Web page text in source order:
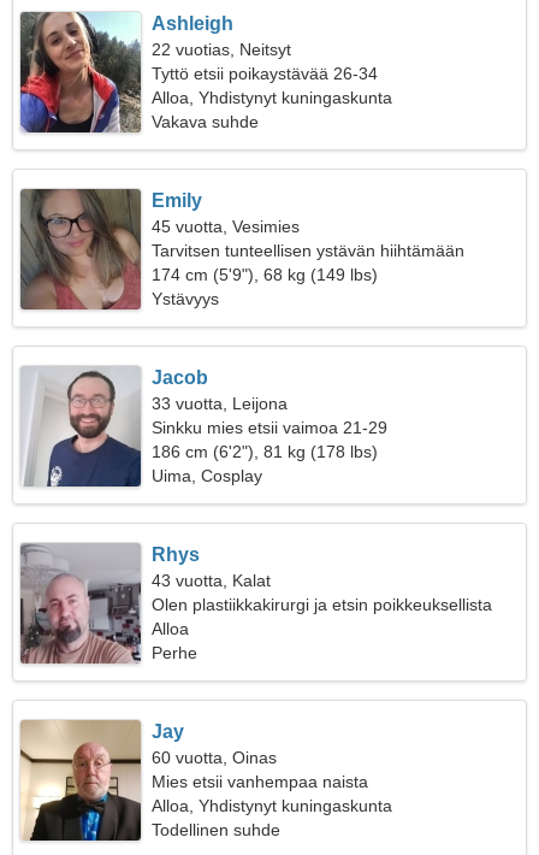
Ashleigh
22 vuotias, Neitsyt
Tyttö etsii poikaystävää 26-34
Alloa, Yhdistynyt kuningaskunta
Vakava suhde
Emily
45 vuotta, Vesimies
Tarvitsen tunteellisen ystävän hiihtämään
yhdessä
174 cm (5'9"), 68 kg (149 lbs)
Ystävyys
Jacob
33 vuotta, Leijona
Sinkku mies etsii vaimoa 21-29
186 cm (6'2"), 81 kg (178 lbs)
Uima, Cosplay
Rhys
43 vuotta, Kalat
Olen plastiikkakirurgi ja etsin poikkeuksellista
naista
Alloa
Perhe
Jay
60 vuotta, Oinas
Mies etsii vanhempaa naista
Alloa, Yhdistynyt kuningaskunta
Todellinen suhde